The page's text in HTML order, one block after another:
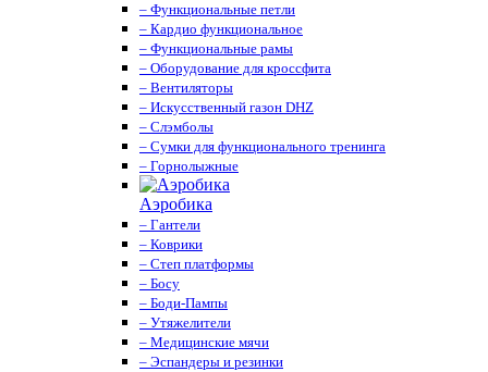
– Функциональные петли
– Кардио функциональное
– Функциональные рамы
– Оборудование для кроссфита
– Вентиляторы
– Искусственный газон DHZ
– Слэмболы
– Сумки для функционального тренинга
– Горнолыжные
Аэробика
– Гантели
– Коврики
– Степ платформы
– Босу
– Боди-Пампы
– Утяжелители
– Медицинские мячи
– Эспандеры и резинки